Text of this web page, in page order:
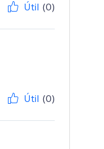
Útil (0)
Útil (0)